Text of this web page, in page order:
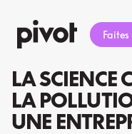
au
contenu
Faites
LA SCIENCE
LA
UNE